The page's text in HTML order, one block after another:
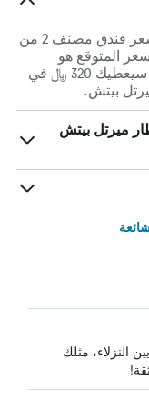
يكون سعر 712 إن عادة أقل من متوسط ​​سعر فندق مصنف 2 من
المتوقع هو
449 ﷼ في الليلة في ميرتل بيتش. 712 إن سيعطيك 320 ﷼ في
مطار ميرتل بيتش
النزلاء، مثلك